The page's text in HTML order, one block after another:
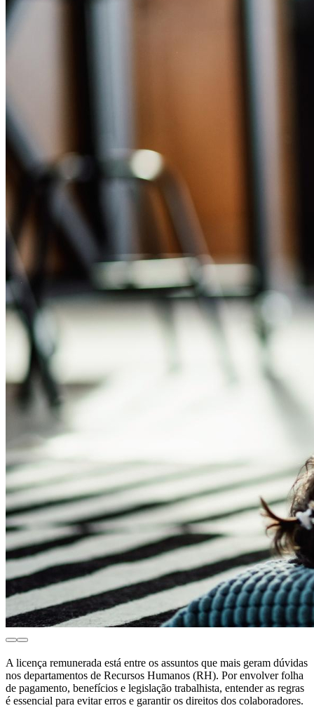
A licença remunerada está entre os assuntos que mais geram dúvidas
nos departamentos de Recursos Humanos (RH). Por envolver folha
de pagamento, benefícios e legislação trabalhista, entender as regras
é essencial para evitar erros e garantir os direitos dos colaboradores.